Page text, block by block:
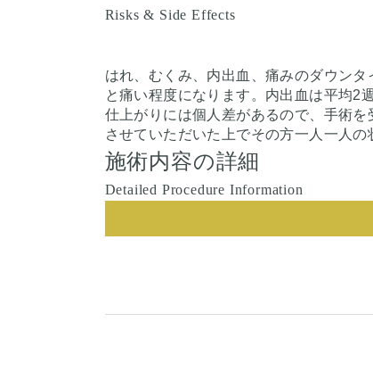
Risks & Side Effects
はれ、むくみ、内出血、痛みのダウン
と痛い程度になります。内出血は平均2
仕上がりには個人差があるので、手術
させていただいた上でその方一人一人
施術内容の詳細
Detailed Procedure Information